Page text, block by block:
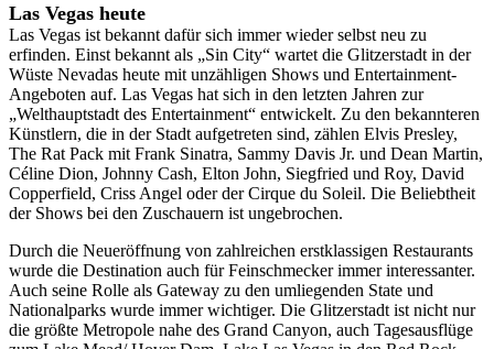
Las Vegas heute
Las Vegas ist bekannt dafür sich immer wieder selbst neu zu
erfinden. Einst bekannt als „Sin City“ wartet die Glitzerstadt in der
Wüste Nevadas heute mit unzähligen Shows und Entertainment-
Angeboten auf. Las Vegas hat sich in den letzten Jahren zur
„Welthauptstadt des Entertainment“ entwickelt. Zu den bekannteren
Künstlern, die in der Stadt aufgetreten sind, zählen Elvis Presley,
The Rat Pack mit Frank Sinatra, Sammy Davis Jr. und Dean Martin,
Céline Dion, Johnny Cash, Elton John, Siegfried und Roy, David
Copperfield, Criss Angel oder der Cirque du Soleil. Die Beliebtheit
der Shows bei den Zuschauern ist ungebrochen.
Durch die Neueröffnung von zahlreichen erstklassigen Restaurants
wurde die Destination auch für Feinschmecker immer interessanter.
Auch seine Rolle als Gateway zu den umliegenden State und
Nationalparks wurde immer wichtiger. Die Glitzerstadt ist nicht nur
die größte Metropole nahe des Grand Canyon, auch Tagesausflüge